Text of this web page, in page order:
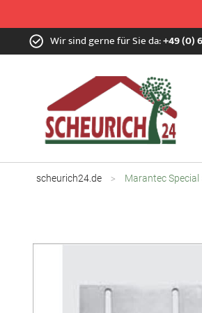
Zum
Inhalt Wir sind gerne für Sie da:+49 (0)
scheurich24.de Marantec
Bildgalerie